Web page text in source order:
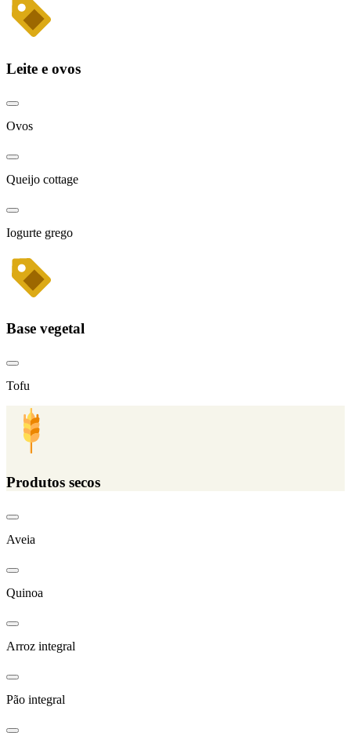
Leite e ovos
Ovos
Queijo cottage
Iogurte grego
Base vegetal
Tofu
Produtos secos
Aveia
Quinoa
Arroz integral
Pão integral